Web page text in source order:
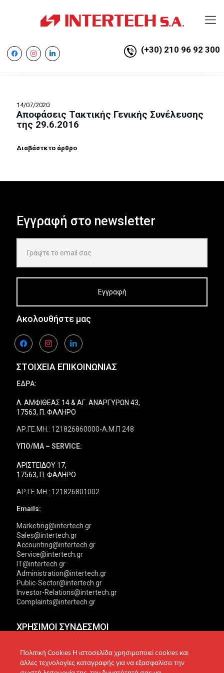
facebookinstagramlinkedin (+30) 210 96 92 300
14/07/2020
Αποφάσεις Τακτικής Γενικής Συνέλευσης
της 29.6.2016
Διαβάστε το άρθρο
Εγγραφή στο newsletter
Ακολουθήστε μας
facebookinstagramlinkedin
ΣΤΟΙΧΕΙΑ ΕΠΙΚΟΙΝΩΝΙΑΣ
ΕΔΡΑ:
Λ. ΑΜΦΙΘΕΑΣ 14 & ΑΓ. ΑΝΑΡΓΥΡΩΝ 43,
17563, Π. ΦΑΛΗΡΟ
ΑΡ.ΓΕ.ΜΗ.: 121826860000-Α.Μ.Π 248
ΥΠΟ/ΜΑ – SERVICE:
ΑΡΙΣΤΕΙΔΟΥ 17,
17563, Π. ΦΑΛΗΡΟ
ΑΡ.ΓΕ.ΜΗ.: 121826801002
Emails:
Marketing@intertech.gr
Sales@intertech.gr
Accounting@intertech.gr
Service@intertech.gr
IT@intertech.gr
Administration@intertech.gr
Public-Sector@intertech.gr
Investor-Relations@intertech.gr
Complaints@intertech.gr
ΧΡΗΣΙΜΟΙ ΣΥΝΔΕΣΜΟΙ
Αντιπροσωπείες
Δίκτυο συνεργατών
Πολιτική Απορρήτου
Πολιτική Cookies
Πολιτική Cookies Η ιστοσελίδα χρησιμοποιεί cookies και
άλλες τεχνολογίες καταγραφής για να εξασφαλίσει την